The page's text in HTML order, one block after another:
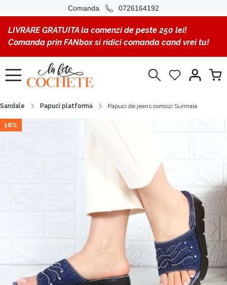
Comanda 0726164192
LIVRARE GRATUITA la comenzi de peste 250 lei!
Comanda prin FANbox si ridici comanda cand vrei tu!
Sandale Papuci platformă Papuci de jeans comozi Surmaia
16%